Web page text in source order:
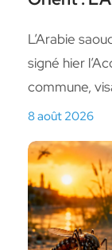
L’Arabie
signé hier
commune,
8 août 2026